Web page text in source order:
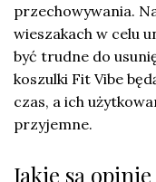
przechowywania.
wieszakach w celu
być trudne do
koszulki Fit Vibe
czas, a ich
przyjemne.
Jakie są